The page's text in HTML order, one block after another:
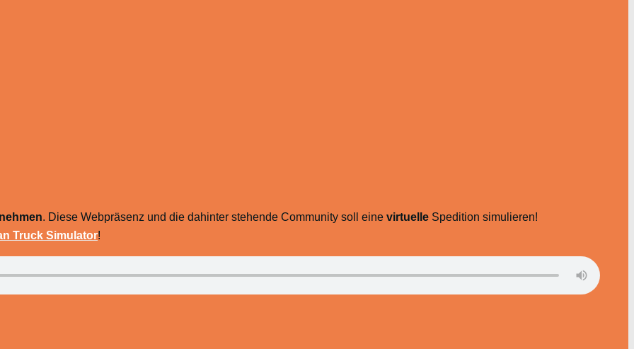
. Diese Webpräsenz und die dahinter stehende Community soll eine virtuelle Spedition simulieren!
Truck Simulator!